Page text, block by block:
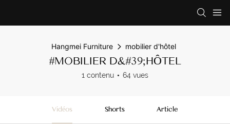
Hangmei Furniture mobilier d'hôtel
#MOBILIER D&#39;HÔTEL
1 contenu 64 vues
Vidéos Shorts Article